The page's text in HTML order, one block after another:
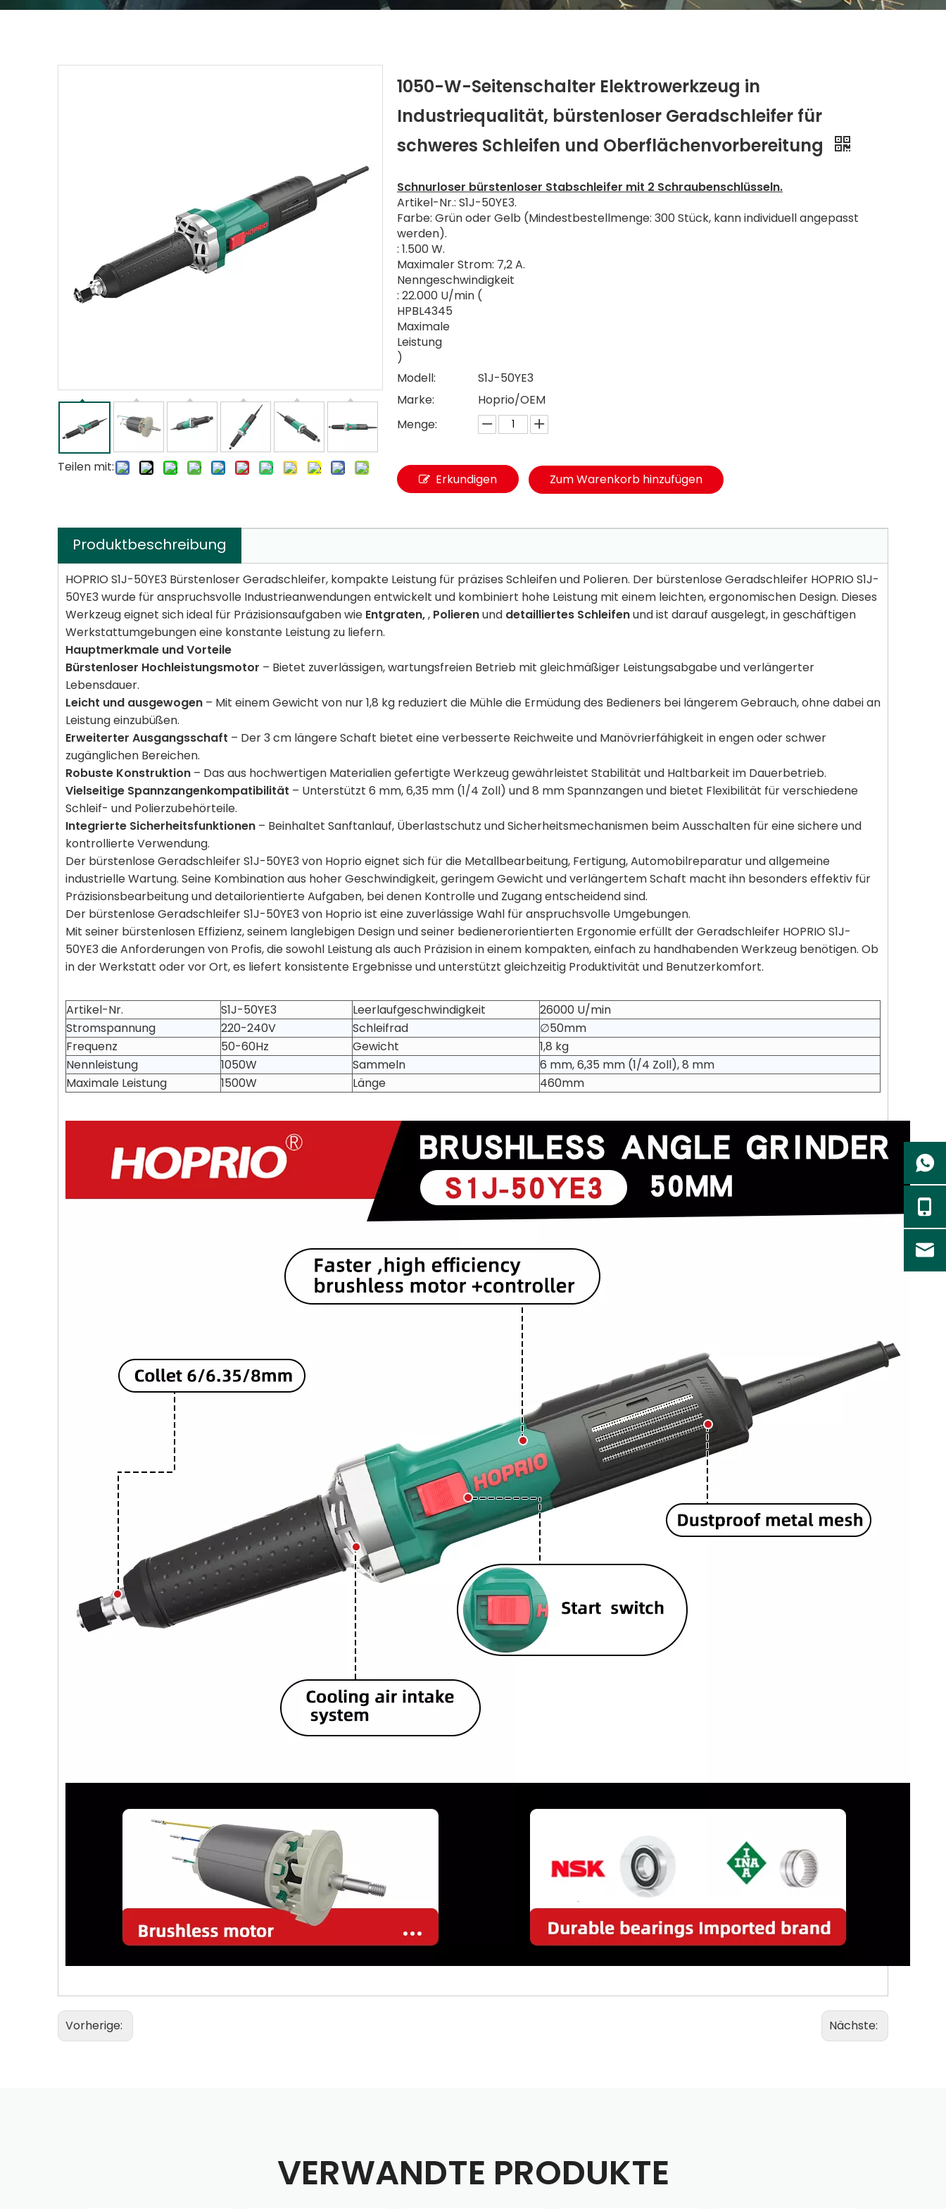
Teilen mit:
1050-W-Seitenschalter Elektrowerkzeug in
Industriequalität, bürstenloser Geradschleifer für
schweres Schleifen und Oberflächenvorbereitung
Schnurloser bürstenloser Stabschleifer mit 2 Schraubenschlüsseln.
Artikel-Nr.: S1J-50YE3.
Farbe: Grün oder Gelb (Mindestbestellmenge: 300 Stück, kann individuell angepasst
werden).
: 1.500 W.
Maximaler Strom: 7,2 A.
Nenngeschwindigkeit
: 22.000 U/min (
HPBL4345
Maximale
Leistung
)
Modell:
S1J-50YE3
Marke:
Hoprio/OEM
Menge:
Erkundigen Zum Warenkorb hinzufügen
Produktbeschreibung
HOPRIO S1J-50YE3 Bürstenloser Geradschleifer, kompakte Leistung für präzises Schleifen und Polieren. Der bürstenlose Geradschleifer HOPRIO S1J-
50YE3 wurde für anspruchsvolle Industrieanwendungen entwickelt und kombiniert hohe Leistung mit einem leichten, ergonomischen Design. Dieses
Werkzeug eignet sich ideal für Präzisionsaufgaben wie Entgraten,, Polierenund detailliertes Schleifenund ist darauf ausgelegt, in geschäftigen
Werkstattumgebungen eine konstante Leistung zu liefern.
Hauptmerkmale und Vorteile
Bürstenloser Hochleistungsmotor – Bietet zuverlässigen, wartungsfreien Betrieb mit gleichmäßiger Leistungsabgabe und verlängerter
Lebensdauer.
Leicht und ausgewogen – Mit einem Gewicht von nur 1,8 kg reduziert die Mühle die Ermüdung des Bedieners bei längerem Gebrauch, ohne dabei an
Leistung einzubüßen.
Erweiterter Ausgangsschaft – Der 3 cm längere Schaft bietet eine verbesserte Reichweite und Manövrierfähigkeit in engen oder schwer
zugänglichen Bereichen.
Robuste Konstruktion – Das aus hochwertigen Materialien gefertigte Werkzeug gewährleistet Stabilität und Haltbarkeit im Dauerbetrieb.
Vielseitige Spannzangenkompatibilität – Unterstützt 6 mm, 6,35 mm (1/4 Zoll) und 8 mm Spannzangen und bietet Flexibilität für verschiedene
Schleif- und Polierzubehörteile.
Integrierte Sicherheitsfunktionen – Beinhaltet Sanftanlauf, Überlastschutz und Sicherheitsmechanismen beim Ausschalten für eine sichere und
kontrollierte Verwendung.
Der bürstenlose Geradschleifer S1J-50YE3 von Hoprio eignet sich für die Metallbearbeitung, Fertigung, Automobilreparatur und allgemeine
industrielle Wartung. Seine Kombination aus hoher Geschwindigkeit, geringem Gewicht und verlängertem Schaft macht ihn besonders effektiv für
Präzisionsbearbeitung und detailorientierte Aufgaben, bei denen Kontrolle und Zugang entscheidend sind.
Der bürstenlose Geradschleifer S1J-50YE3 von Hoprio ist eine zuverlässige Wahl für anspruchsvolle Umgebungen.
Mit seiner bürstenlosen Effizienz, seinem langlebigen Design und seiner bedienerorientierten Ergonomie erfüllt der Geradschleifer HOPRIO S1J-
50YE3 die Anforderungen von Profis, die sowohl Leistung als auch Präzision in einem kompakten, einfach zu handhabenden Werkzeug benötigen. Ob
in der Werkstatt oder vor Ort, es liefert konsistente Ergebnisse und unterstützt gleichzeitig Produktivität und Benutzerkomfort.
Artikel-Nr. S1J-50YE3 Leerlaufgeschwindigkeit
26000 U/min
Stromspannung
220-240V Schleifrad
∅50mm
Frequenz
50-60Hz Gewicht
1,8 kg
Nennleistung
1050W Sammeln
6 mm, 6,35 mm (1/4 Zoll), 8 mm
Maximale Leistung
1500W Länge 460mm
Vorherige: Nächste:
VERWANDTE PRODUKTE